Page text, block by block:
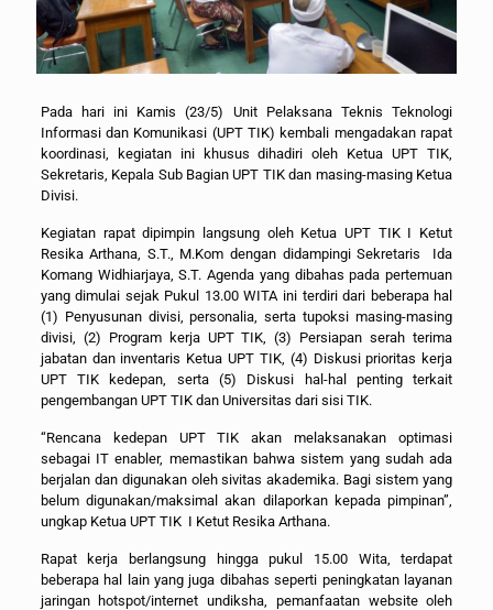
Pada hari ini Kamis (23/5) Unit Pelaksana Teknis Teknologi
Informasi dan Komunikasi (UPT TIK) kembali mengadakan rapat
koordinasi, kegiatan ini khusus dihadiri oleh Ketua UPT TIK,
Sekretaris, Kepala Sub Bagian UPT TIK dan masing-masing Ketua
Divisi.
Kegiatan rapat dipimpin langsung oleh Ketua UPT TIK I Ketut
Resika Arthana, S.T., M.Kom dengan didampingi Sekretaris Ida
Komang Widhiarjaya, S.T. Agenda yang dibahas pada pertemuan
yang dimulai sejak Pukul 13.00 WITA ini terdiri dari beberapa hal
(1) Penyusunan divisi, personalia, serta tupoksi masing-masing
divisi, (2) Program kerja UPT TIK, (3) Persiapan serah terima
jabatan dan inventaris Ketua UPT TIK, (4) Diskusi prioritas kerja
UPT TIK kedepan, serta (5) Diskusi hal-hal penting terkait
pengembangan UPT TIK dan Universitas dari sisi TIK.
“Rencana kedepan UPT TIK akan melaksanakan optimasi
sebagai IT enabler, memastikan bahwa sistem yang sudah ada
berjalan dan digunakan oleh sivitas akademika. Bagi sistem yang
belum digunakan/maksimal akan dilaporkan kepada pimpinan”,
ungkap Ketua UPT TIK I Ketut Resika Arthana.
Rapat kerja berlangsung hingga pukul 15.00 Wita, terdapat
beberapa hal lain yang juga dibahas seperti peningkatan layanan
jaringan hotspot/internet undiksha, pemanfaatan website oleh